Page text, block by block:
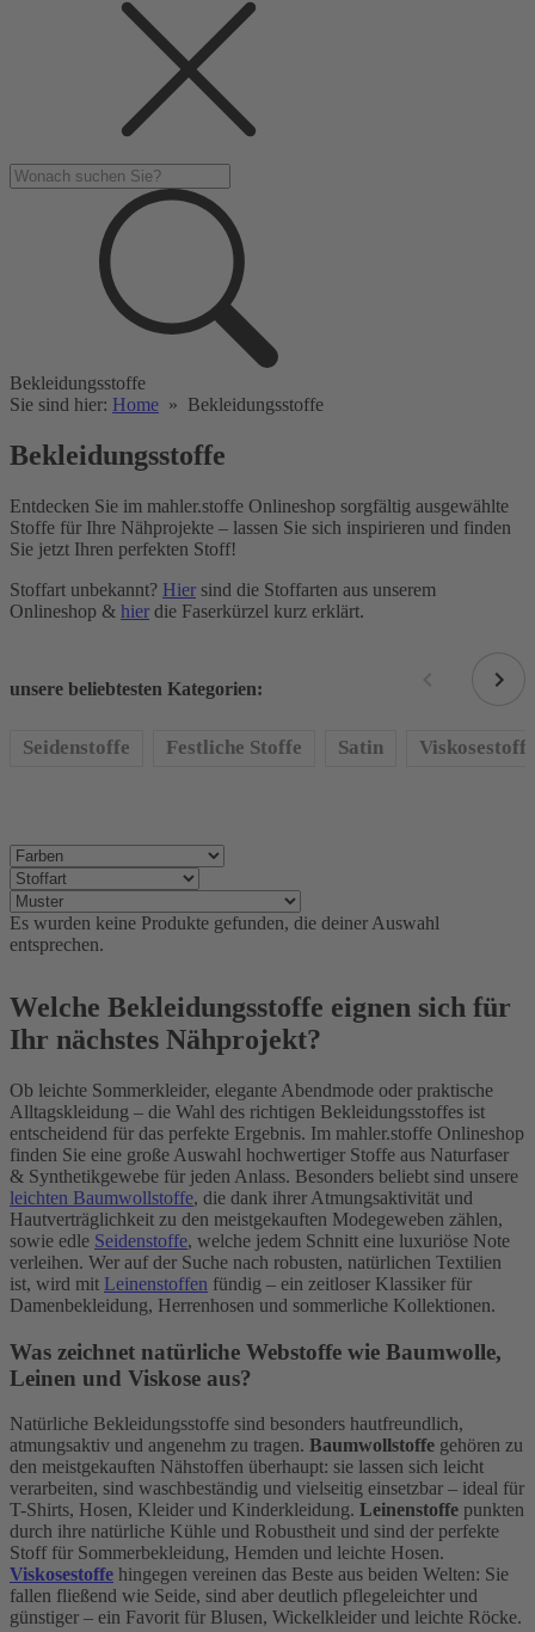
Bekleidungsstoffe
Sie sind hier: Home » Bekleidungsstoffe
Bekleidungsstoffe
Entdecken Sie im mahler.stoffe Onlineshop sorgfältig ausgewählte
Stoffe für Ihre Nähprojekte – lassen Sie sich inspirieren und finden
Sie jetzt Ihren perfekten Stoff!
Stoffart unbekannt? Hier sind die Stoffarten aus unserem
Onlineshop & hier die Faserkürzel kurz erklärt.
unsere beliebtesten Kategorien:
Seidenstoffe Festliche Stoffe Satin Viskosestoffe
Es wurden keine Produkte gefunden, die deiner Auswahl
entsprechen.
Welche Bekleidungsstoffe eignen sich für
Ihr nächstes Nähprojekt?
Ob leichte Sommerkleider, elegante Abendmode oder praktische
Alltagskleidung – die Wahl des richtigen Bekleidungsstoffes ist
entscheidend für das perfekte Ergebnis. Im mahler.stoffe Onlineshop
finden Sie eine große Auswahl hochwertiger Stoffe aus Naturfaser
& Synthetikgewebe für jeden Anlass. Besonders beliebt sind unsere
leichten Baumwollstoffe, die dank ihrer Atmungsaktivität und
Hautverträglichkeit zu den meistgekauften Modegeweben zählen,
sowie edle Seidenstoffe, welche jedem Schnitt eine luxuriöse Note
verleihen. Wer auf der Suche nach robusten, natürlichen Textilien
ist, wird mit Leinenstoffen fündig – ein zeitloser Klassiker für
Damenbekleidung, Herrenhosen und sommerliche Kollektionen.
Was zeichnet natürliche Webstoffe wie Baumwolle,
Leinen und Viskose aus?
Natürliche Bekleidungsstoffe sind besonders hautfreundlich,
atmungsaktiv und angenehm zu tragen. Baumwollstoffe gehören zu
den meistgekauften Nähstoffen überhaupt: sie lassen sich leicht
verarbeiten, sind waschbeständig und vielseitig einsetzbar – ideal für
T-Shirts, Hosen, Kleider und Kinderkleidung. Leinenstoffe punkten
durch ihre natürliche Kühle und Robustheit und sind der perfekte
Stoff für Sommerbekleidung, Hemden und leichte Hosen.
Viskosestoffe hingegen vereinen das Beste aus beiden Welten: Sie
fallen fließend wie Seide, sind aber deutlich pflegeleichter und
günstiger – ein Favorit für Blusen, Wickelkleider und leichte Röcke.